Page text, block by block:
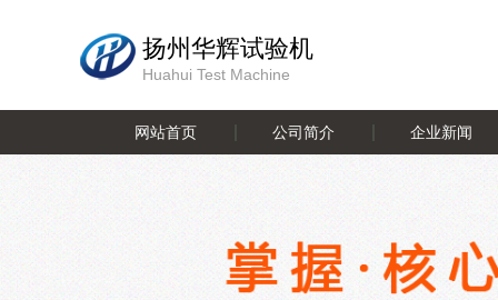
扬州华辉试验机
Huahui Test Machine
网站首页 公司简介 企业新闻